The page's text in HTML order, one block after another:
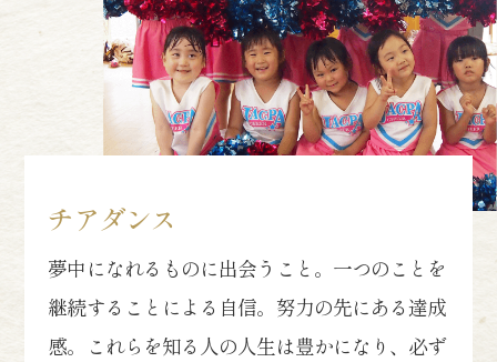
チアダンス
夢中になれるものに出会うこと。一つのことを
継続することによる自信。努力の先にある達成
感。これらを知る人の人生は豊かになり、必ず